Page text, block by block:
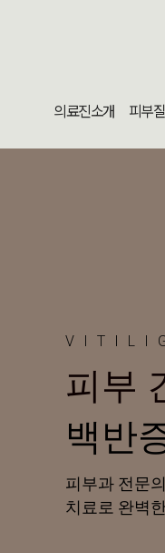
의료진소개 피부
피부
백반
피부과 전문
치료로 완벽